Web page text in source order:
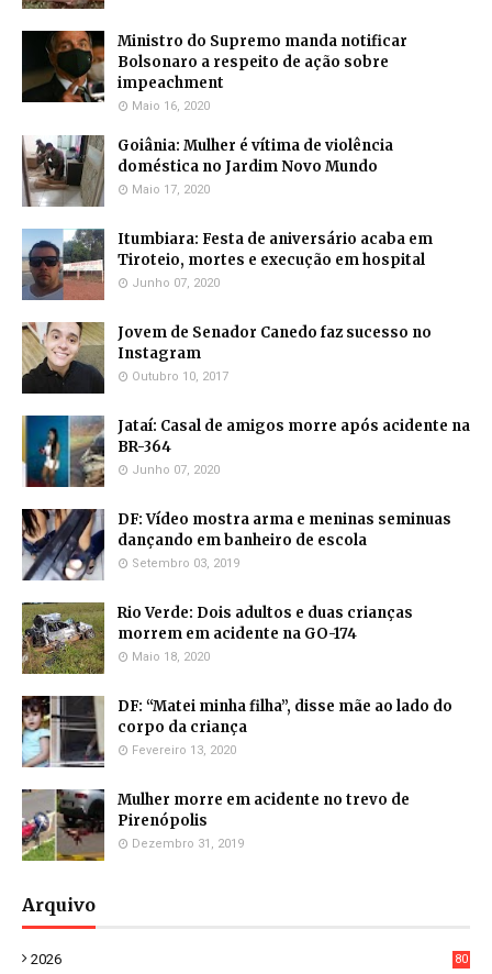
Ministro do Supremo manda notificar
Bolsonaro a respeito de ação sobre
impeachment
Maio 16, 2020
Goiânia: Mulher é vítima de violência
doméstica no Jardim Novo Mundo
Maio 17, 2020
Itumbiara: Festa de aniversário acaba em
Tiroteio, mortes e execução em hospital
Junho 07, 2020
Jovem de Senador Canedo faz sucesso no
Instagram
Outubro 10, 2017
Jataí: Casal de amigos morre após acidente na
BR-364
Junho 07, 2020
DF: Vídeo mostra arma e meninas seminuas
dançando em banheiro de escola
Setembro 03, 2019
Rio Verde: Dois adultos e duas crianças
morrem em acidente na GO-174
Maio 18, 2020
DF: “Matei minha filha”, disse mãe ao lado do
corpo da criança
Fevereiro 13, 2020
Mulher morre em acidente no trevo de
Pirenópolis
Dezembro 31, 2019
Arquivo
2026
80